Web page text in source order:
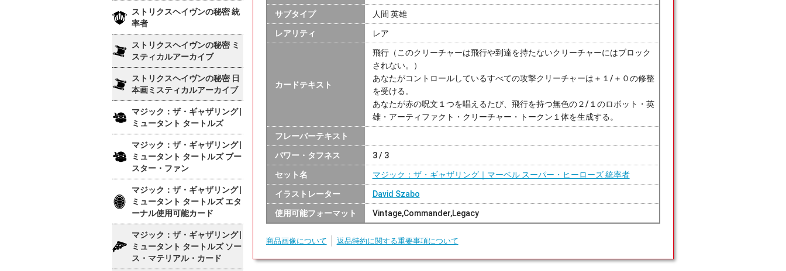
サブタイプ 人間 英雄
レアリティ レア
カードテキスト
飛行（このクリーチャーは飛行や到達を持たないクリーチャーにはブロック
されない。）
あなたがコントロールしているすべての攻撃クリーチャーは＋１/＋０の修整
を受ける。
あなたが赤の呪文１つを唱えるたび、飛行を持つ無色の２/１のロボット・英
雄・アーティファクト・クリーチャー・トークン１体を生成する。
フレーバーテキスト
パワー・タフネス 3 / 3
セット名 マジック：ザ・ギャザリング｜マーベル スーパー・ヒーローズ 統率者
イラストレーター David Szabo
使用可能フォーマット Vintage,Commander,Legacy
商品画像について 返品特約に関する重要事項について